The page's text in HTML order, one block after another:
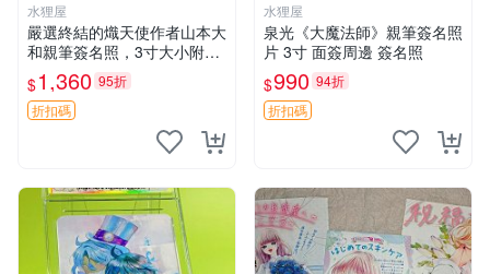
水狸屋
嚴選終結的熾天使作者山本大
和親筆簽名照，3寸大小附原
裝卡磚 終結的熾天使 簽名照
片 親筆簽名周邊
$1,360 95折
折扣碼
水狸屋
泉光《大魔法師》親筆簽名照
片 3寸 面簽周邊 簽名照
$990 94折
折扣碼